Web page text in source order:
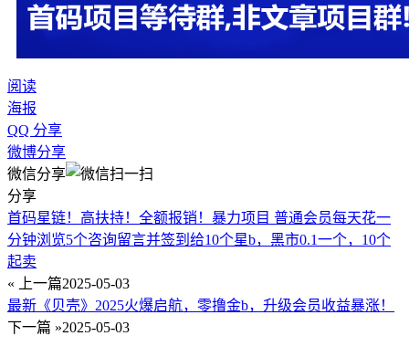
阅读
海报
QQ 分享
微博分享
微信分享
分享
首码星链！高扶持！全额报销！暴力项目 普通会员每天花一
分钟浏览5个咨询留言并签到给10个星b，黑市0.1一个，10个
起卖
« 上一篇2025-05-03
最新《贝壳》2025火爆启航，零撸金b，升级会员收益暴涨！
下一篇 »2025-05-03